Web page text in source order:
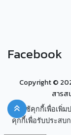
Facebook
Copyright ©
สารส
เราใช้คุกกี้เพื่อเ
คุกกี้เพื่อรับประส